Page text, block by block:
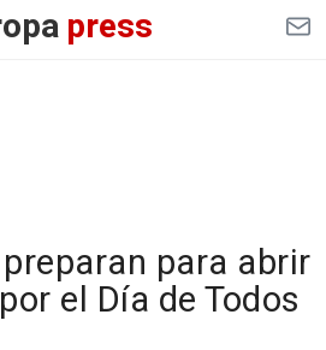
press
para abrir
el Día de Todos